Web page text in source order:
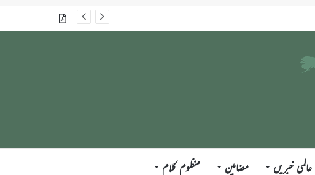
گذشتہ شمارے
عالمی خبریں مضامین منظوم کلام